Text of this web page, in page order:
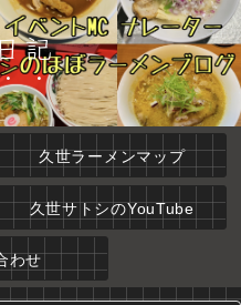
記
久世ラーメンマップ
久世サトシのYouTube
わせ